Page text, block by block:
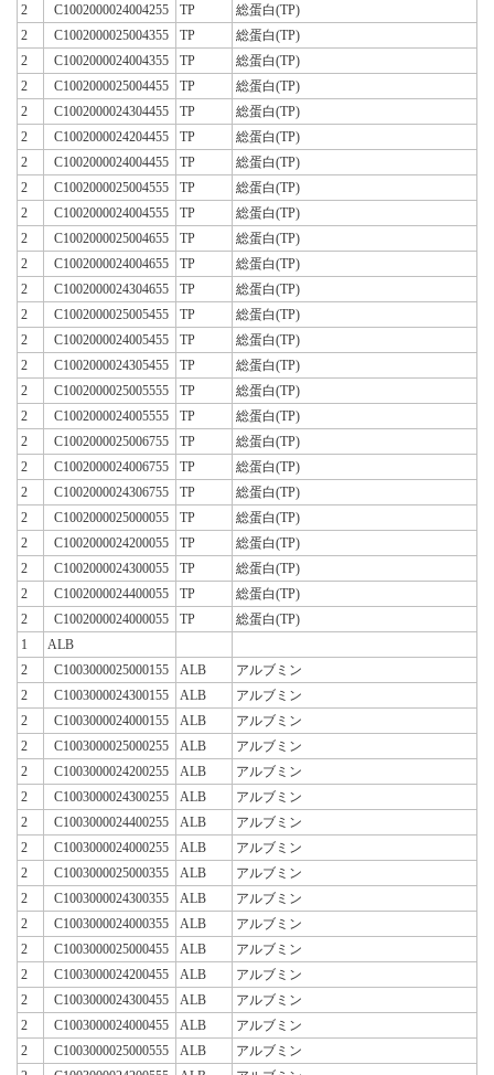
2
C1002000024004255 TP
総蛋白(TP)
2
C1002000025004355 TP
総蛋白(TP)
2
C1002000024004355 TP
総蛋白(TP)
2
C1002000025004455 TP
総蛋白(TP)
2
C1002000024304455 TP
総蛋白(TP)
2
C1002000024204455 TP
総蛋白(TP)
2
C1002000024004455 TP
総蛋白(TP)
2
C1002000025004555 TP
総蛋白(TP)
2
C1002000024004555 TP
総蛋白(TP)
2
C1002000025004655 TP
総蛋白(TP)
2
C1002000024004655 TP
総蛋白(TP)
2
C1002000024304655 TP
総蛋白(TP)
2
C1002000025005455 TP
総蛋白(TP)
2
C1002000024005455 TP
総蛋白(TP)
2
C1002000024305455 TP
総蛋白(TP)
2
C1002000025005555 TP
総蛋白(TP)
2
C1002000024005555 TP
総蛋白(TP)
2
C1002000025006755 TP
総蛋白(TP)
2
C1002000024006755 TP
総蛋白(TP)
2
C1002000024306755 TP
総蛋白(TP)
2
C1002000025000055 TP
総蛋白(TP)
2
C1002000024200055 TP
総蛋白(TP)
2
C1002000024300055 TP
総蛋白(TP)
2
C1002000024400055 TP
総蛋白(TP)
2
C1002000024000055 TP
総蛋白(TP)
1
ALB
2
C1003000025000155 ALB
アルブミン
2
C1003000024300155 ALB
アルブミン
2
C1003000024000155 ALB
アルブミン
2
C1003000025000255 ALB
アルブミン
2
C1003000024200255 ALB
アルブミン
2
C1003000024300255 ALB
アルブミン
2
C1003000024400255 ALB
アルブミン
2
C1003000024000255 ALB
アルブミン
2
C1003000025000355 ALB
アルブミン
2
C1003000024300355 ALB
アルブミン
2
C1003000024000355 ALB
アルブミン
2
C1003000025000455 ALB
アルブミン
2
C1003000024200455 ALB
アルブミン
2
C1003000024300455 ALB
アルブミン
2
C1003000024000455 ALB
アルブミン
2
C1003000025000555 ALB
アルブミン